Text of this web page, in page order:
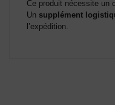
Ce produit nécessite un
Un supplément
l’expédition.